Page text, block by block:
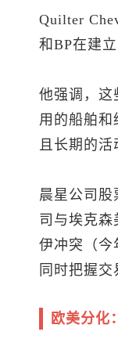
Quilter
和BP在建立
他强调，
用的船舶和
且长期的活
晨星公司股
司与埃克森
伊冲突（今
同时把握交
欧美分化